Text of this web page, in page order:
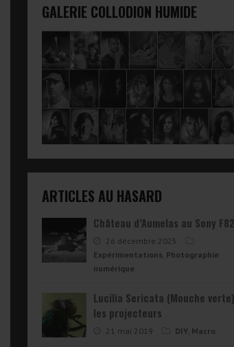
GALERIE COLLODION HUMIDE
ARTICLES AU HASARD
Château d’Aumelas au Sony
26 décembre 2025
Expérimentations Photographie
numérique
Lucilia Sericata (Mouche
les projecteurs
21 mai 2019 DIY Macro